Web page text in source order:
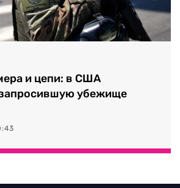
и цепи: в США
убежище